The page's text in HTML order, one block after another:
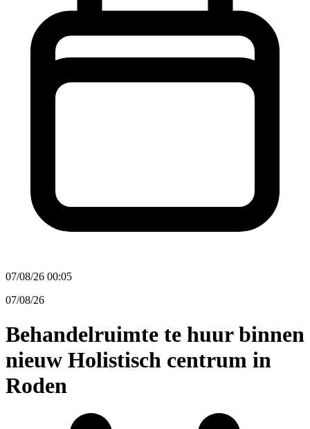
07/08/26 00:05
07/08/26
Behandelruimte te huur binnen
nieuw Holistisch centrum in
Roden